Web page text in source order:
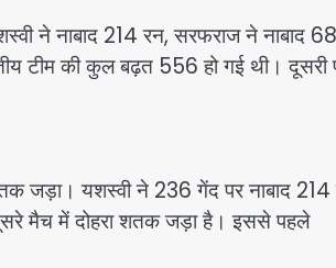
ने नाबाद 214 रन, सरफराज ने नाबाद
टीम की कुल बढ़त 556 हो गई थी। दूसरी
जड़ा। यशस्वी ने 236 गेंद पर नाबाद
मैच में दोहरा शतक जड़ा है। इससे पहले